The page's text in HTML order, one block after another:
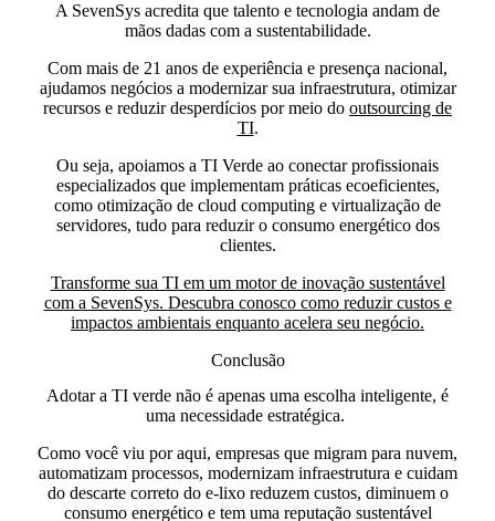
A SevenSys acredita que talento e tecnologia andam de
mãos dadas com a sustentabilidade.
Com mais de 21 anos de experiência e presença nacional,
ajudamos negócios a modernizar sua infraestrutura, otimizar
recursos e reduzir desperdícios por meio do outsourcing de
TI.
Ou seja, apoiamos a TI Verde ao conectar profissionais
especializados que implementam práticas ecoeficientes,
como otimização de cloud computing e virtualização de
servidores, tudo para reduzir o consumo energético dos
clientes.
Transforme sua TI em um motor de inovação sustentável
com a SevenSys. Descubra conosco como reduzir custos e
impactos ambientais enquanto acelera seu negócio.
Conclusão
Adotar a TI verde não é apenas uma escolha inteligente, é
uma necessidade estratégica.
Como você viu por aqui, empresas que migram para nuvem,
automatizam processos, modernizam infraestrutura e cuidam
do descarte correto do e-lixo reduzem custos, diminuem o
consumo energético e tem uma reputação sustentável